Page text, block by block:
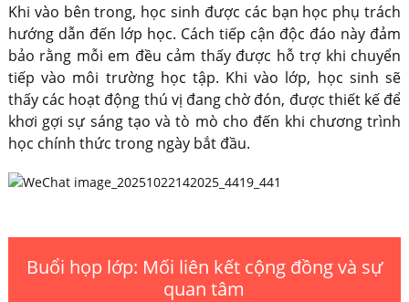
Khi vào bên trong, học sinh được các bạn học phụ trách
hướng dẫn đến lớp học. Cách tiếp cận độc đáo này đảm
bảo rằng mỗi em đều cảm thấy được hỗ trợ khi chuyển
tiếp vào môi trường học tập. Khi vào lớp, học sinh sẽ
thấy các hoạt động thú vị đang chờ đón, được thiết kế để
khơi gợi sự sáng tạo và tò mò cho đến khi chương trình
học chính thức trong ngày bắt đầu.
Buổi họp lớp: Mối liên kết cộng đồng và sự
quan tâm